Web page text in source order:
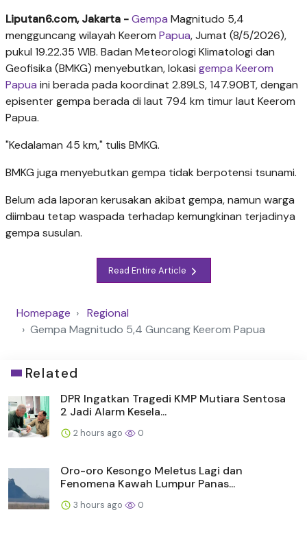
Liputan6.com, Jakarta -Gempa Magnitudo 5,4
mengguncang wilayah Keerom Papua, Jumat (8/5/2026),
pukul 19.22.35 WIB. Badan Meteorologi Klimatologi dan
Geofisika (BMKG) menyebutkan, lokasi gempa Keerom
Papua ini berada pada koordinat 2.89LS, 147.90BT, dengan
episenter gempa berada di laut 794 km timur laut Keerom
Papua.
"Kedalaman 45 km," tulis BMKG.
BMKG juga menyebutkan gempa tidak berpotensi tsunami.
Belum ada laporan kerusakan akibat gempa, namun warga
diimbau tetap waspada terhadap kemungkinan terjadinya
gempa susulan.
Read Entire Article
Homepage
Regional
Gempa Magnitudo 5,4 Guncang Keerom Papua
Related
DPR Ingatkan Tragedi KMP Mutiara Sentosa
2 Jadi Alarm Kesela...
2 hours ago 0
Oro-oro Kesongo Meletus Lagi dan
Fenomena Kawah Lumpur Panas...
3 hours ago 0